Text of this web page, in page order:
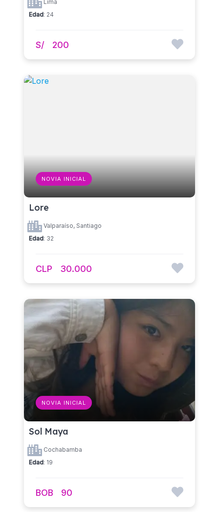
Lima
Edad: 24
S/ 200
NOVIA INICIAL
Lore
Valparaíso, Santiago
Edad: 32
CLP 30.000
NOVIA INICIAL
Sol Maya
Cochabamba
Edad: 19
BOB 90